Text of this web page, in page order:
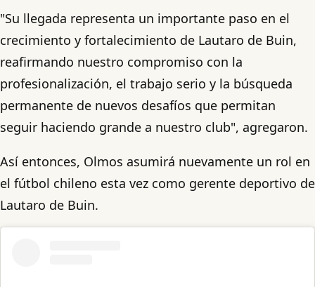
"Su llegada representa un importante paso en el
crecimiento y fortalecimiento de Lautaro de Buin,
reafirmando nuestro compromiso con la
profesionalización, el trabajo serio y la búsqueda
permanente de nuevos desafíos que permitan
seguir haciendo grande a nuestro club", agregaron.
Así entonces, Olmos asumirá nuevamente un rol en
el fútbol chileno esta vez como gerente deportivo de
Lautaro de Buin.